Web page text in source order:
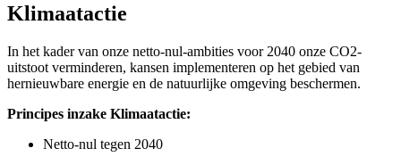
Klimaatactie
In het kader van onze netto-nul-ambities voor 2040 onze CO2-
uitstoot verminderen, kansen implementeren op het gebied van
hernieuwbare energie en de natuurlijke omgeving beschermen.
Principes inzake Klimaatactie:
Netto-nul tegen 2040